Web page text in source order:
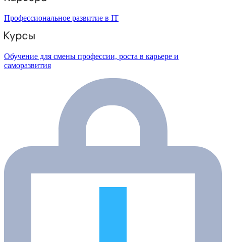
Профессиональное развитие в IT
Обучение для смены профессии, роста в карьере и
саморазвития